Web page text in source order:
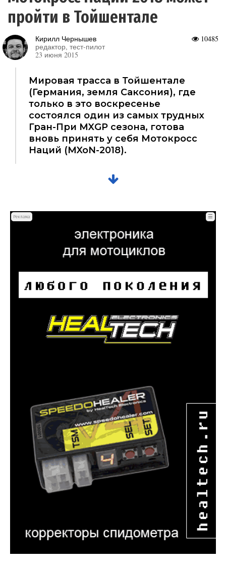
пройти в Тойшентале
10485
Кирилл Чернышев
редактор, тест-пилот
23 июня 2015
Мировая трасса в Тойшентале
(Германия, земля Саксония), где
только в это воскресенье
состоялся один из самых трудных
Гран-При MXGP сезона, готова
вновь принять у себя Мотокросс
Наций (MXoN-2018).
Реклама ☰